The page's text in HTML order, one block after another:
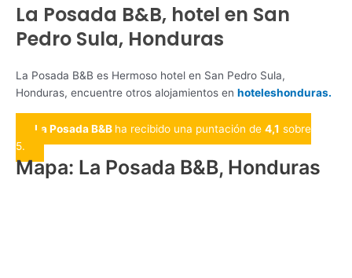
La Posada B&B, hotel en San
Pedro Sula, Honduras
La Posada B&B es Hermoso hotel en San Pedro Sula,
Honduras, encuentre otros alojamientos en hoteleshonduras.
La Posada B&B ha recibido una puntación de 4,1 sobre
5.
Mapa: La Posada B&B, Honduras